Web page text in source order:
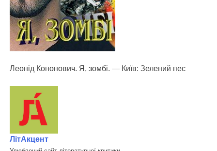
Леонід Кононович. Я, зомбі. — Київ: Зелений пес
ЛітАкцент